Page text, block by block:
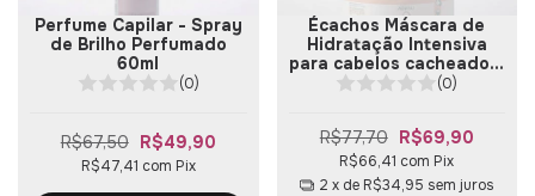
Perfume Capilar - Spray
de Brilho Perfumado
60ml
(0)
R$67,50 R$49,90
R$47,41 com Pix
Écachos Máscara de
Hidratação Intensiva
para cabelos cacheados,
ondulados e volumosos
(0)
R$77,70 R$69,90
R$66,41 com Pix
2 x de R$34,95 sem juros